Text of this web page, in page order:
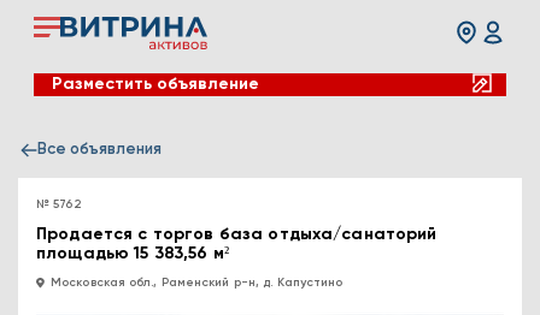
Разместить объявление
Все объявления
№ 5762
Продается с торгов база отдыха/санаторий
площадью 15 383,56 м²
Московская обл., Раменский р-н, д. Капустино